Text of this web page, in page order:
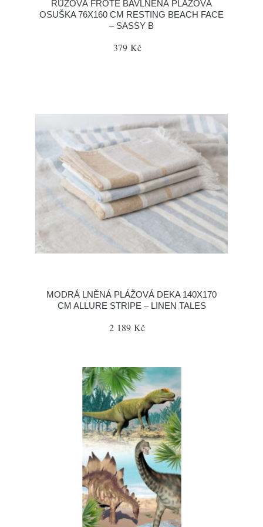
RŮŽOVÁ FROTÉ BAVLNĚNÁ PLÁŽOVÁ
OSUŠKA 76X160 CM RESTING BEACH FACE
– SASSY B
379 Kč
MODRÁ LNĚNÁ PLÁŽOVÁ DEKA 140X170
CM ALLURE STRIPE – LINEN TALES
2 189 Kč